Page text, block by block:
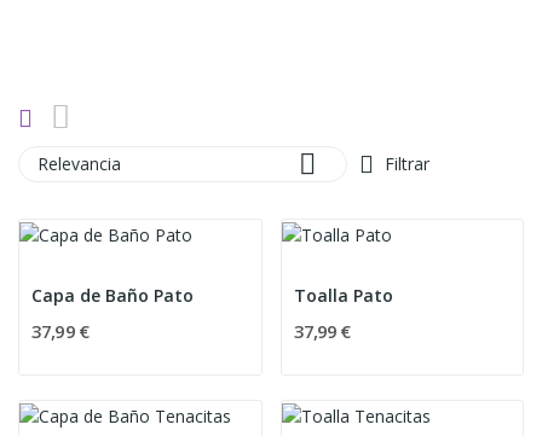
Relevancia  Filtrar
Capa de Baño Pato
37,99 €
Toalla Pato
37,99 €